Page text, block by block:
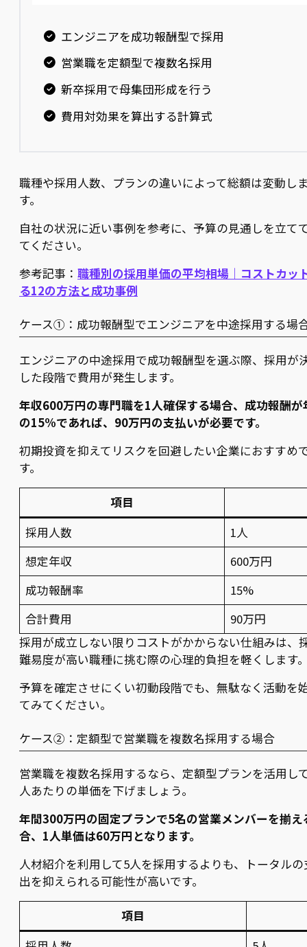
エンジニアを成功報酬型で採用
営業職を定額型で複数名採用
新卒採用で母集団形成を行う
費用対効果を算出する計算式
職種や採用人数、プランの違いによって総額は変動し
す。
自社の状況に近い事例を参考に、予算の見通しを立て
てください。
参考記事： 職種別の採用単価の平均相場｜コストカッ
る12の方法と成功事例
ケース①：成功報酬型でエンジニアを中途採用する場
エンジニアの中途採用で成功報酬型を選ぶ際、採用が
した段階で費用が発生します。
年収600万円の専門職を1人確保する場合、成功報酬が
の15%であれば、90万円の支払いが必要です。
初期投資を抑えてリスクを回避したい企業におすすめ
す。
項目
採用人数
1人
想定年収
600万円
成功報酬率
15%
合計費用
90万円
採用が成立しない限りコストがかからない仕組みは、
難易度が高い職種に挑む際の心理的負担を軽くします
予算を確定させにくい初動段階でも、無駄なく活動を
てみてください。
ケース②：定額型で営業職を複数名採用する場合
営業職を複数名採用するなら、定額型プランを活用し
人あたりの単価を下げましょう。
年間300万円の固定プランで5名の営業メンバーを揃え
合、1人単価は60万円となります。
人材紹介を利用して5人を採用するよりも、トータルの
出を抑えられる可能性が高いです。
項目